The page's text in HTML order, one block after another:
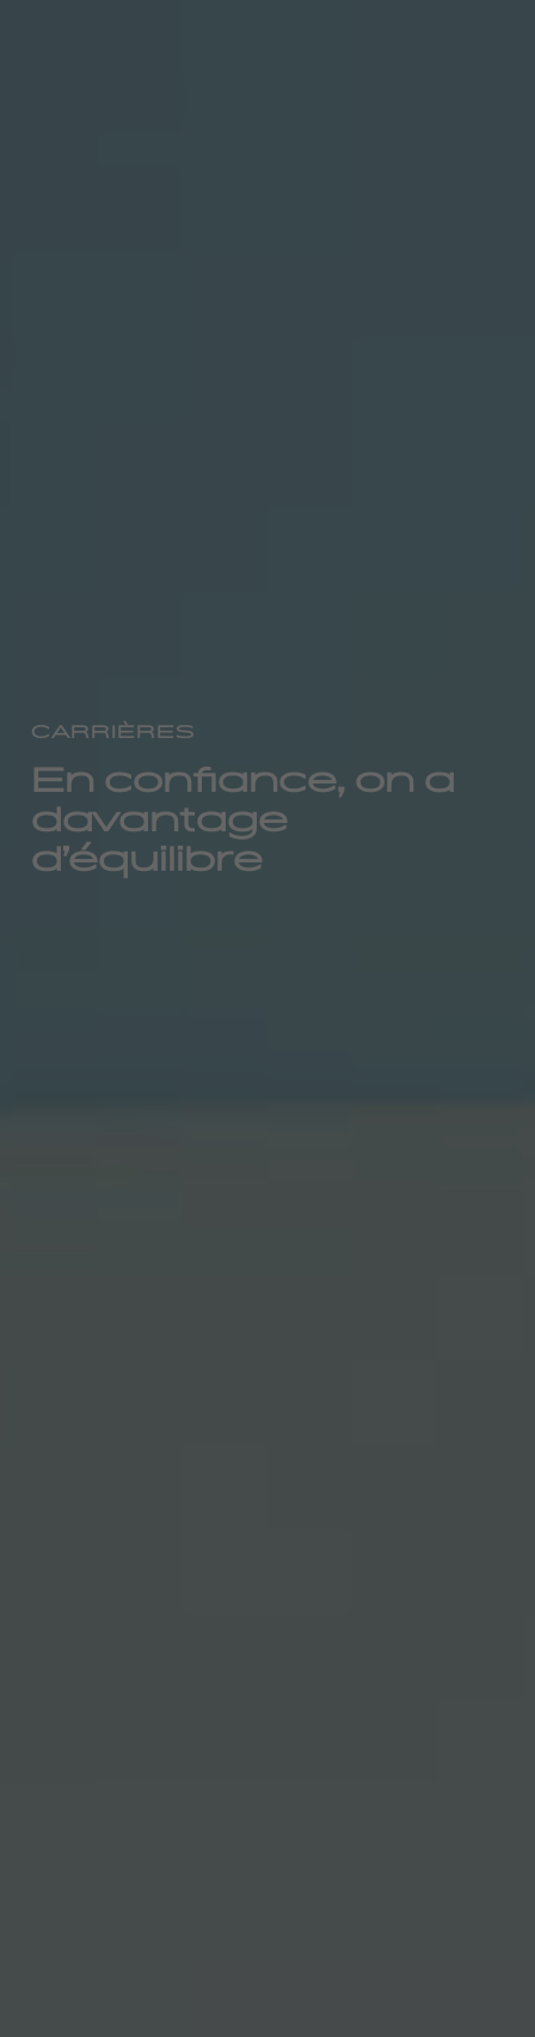
CARRIÈRES
En confiance, on a
davantage
d’équilibre